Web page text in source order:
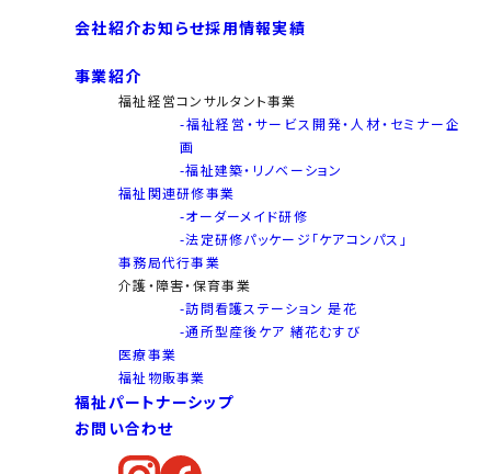
会社紹介お知らせ採用情報実績
事業紹介
福祉経営コンサルタント事業
-福祉経営・サービス開発・人材・セミナー企
画
-福祉建築・リノベーション
福祉関連研修事業
-オーダーメイド研修
-法定研修パッケージ「ケアコンパス」
事務局代行事業
介護・障害・保育事業
-訪問看護ステーション 是花
-通所型産後ケア 緒花むすび
医療事業
福祉物販事業
福祉パートナーシップ
お問い合わせ